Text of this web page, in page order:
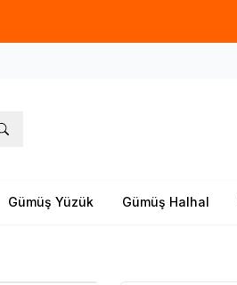
Gümüş Yüzük Gümüş Halhal